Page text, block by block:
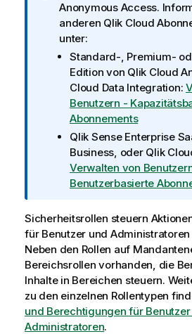
n
f
o
r
w
e
i
s
Anonymous Access.
anderen Qlik Cloud
unter:
Standard-, Premium-
Edition von Qlik Cloud
Cloud Data Integration:
Benutzern -
Abonnements
Qlik Sense Enterprise
Business, oder Qlik
Verwalten von
Benutzerbasierte
Sicherheitsrollen steuern
für Benutzer und
Neben den Rollen auf
Bereichsrollen vorhanden, die
Inhalte in Bereichen steuern.
zu den einzelnen Rollentypen
und Berechtigungen für
Administratoren.